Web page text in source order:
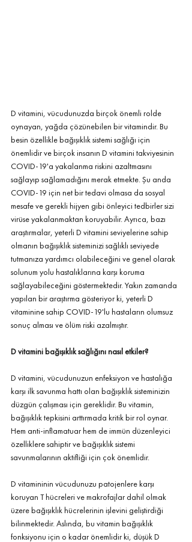
D vitamini, vücudunuzda birçok önemli rolde
oynayan, yağda çözünebilen bir vitamindir. Bu
besin özellikle bağışıklık sistemi sağlığı için
önemlidir ve birçok insanın D vitamini takviyesinin
COVID-19'a yakalanma riskini azaltmasını
sağlayıp sağlamadığını merak etmekte. Şu anda
COVID-19 için net bir tedavi olmasa da sosyal
mesafe ve gerekli hijyen gibi önleyici tedbirler sizi
virüse yakalanmaktan koruyabilir. Ayrıca, bazı
araştırmalar, yeterli D vitamini seviyelerine sahip
olmanın bağışıklık sisteminizi sağlıklı seviyede
tutmanıza yardımcı olabileceğini ve genel olarak
solunum yolu hastalıklarına karşı koruma
sağlayabileceğini göstermektedir. Yakın zamanda
yapılan bir araştırma gösteriyor ki, yeterli D
vitaminine sahip COVID-19'lu hastaların olumsuz
sonuç alması ve ölüm riski azalmıştır.
D vitamini bağışıklık sağlığını nasıl etkiler?
D vitamini, vücudunuzun enfeksiyon ve hastalığa
karşı ilk savunma hattı olan bağışıklık sisteminizin
düzgün çalışması için gereklidir. Bu vitamin,
bağışıklık tepkisini arttırmada kritik bir rol oynar.
Hem anti-inflamatuar hem de immün düzenleyici
özelliklere sahiptir ve bağışıklık sistemi
savunmalarının aktifliği için çok önemlidir.
D vitamininin vücudunuzu patojenlere karşı
koruyan T hücreleri ve makrofajlar dahil olmak
üzere bağışıklık hücrelerinin işlevini geliştirdiği
bilinmektedir. Aslında, bu vitamin bağışıklık
fonksiyonu için o kadar önemlidir ki, düşük D